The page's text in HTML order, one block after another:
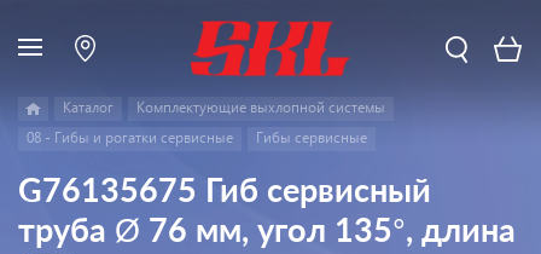
Каталог
Комплектующие выхлопной системы
08 - Гибы и рогатки сервисные
Гибы сервисные
G76135675 Гиб сервисный
труба Ø 76 мм, угол 135°, длина